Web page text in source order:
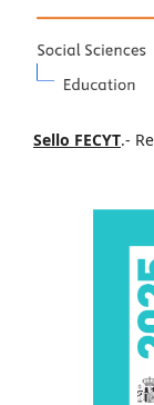
Sello FECYT.-